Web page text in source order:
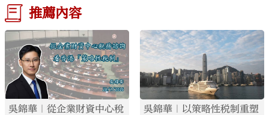
推薦內容
吳錦華｜從企業財資中心稅
吳錦華｜以策略性税制重塑